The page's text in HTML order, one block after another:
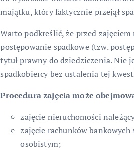
majątku, który faktycznie przejął
Warto podkreślić, że przed
postępowanie spadkowe (tzw.
tytuł prawny do dziedziczenia. Nie
spadkobiercy bez ustalenia tej
Procedura zajęcia może
zajęcie nieruchomości
zajęcie rachunków
osobistym;